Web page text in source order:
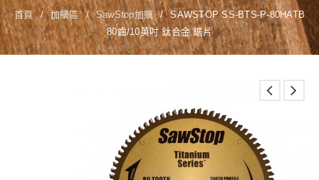
首頁 / 加購區 / SawStop加購 /
SAWSTOP SS-BTS-P-80HATB
80齒/10英吋 鈦合金 鋸片